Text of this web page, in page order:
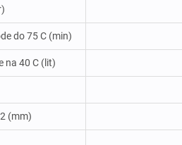
do 75 C (min)
na 40 C (lit)
(mm)